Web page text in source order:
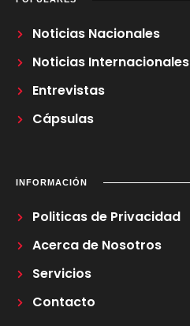
Noticias Nacionales
Noticias Internacionales
Entrevistas
Cápsulas
INFORMACIÓN
Politicas de Privacidad
Acerca de Nosotros
Servicios
Contacto